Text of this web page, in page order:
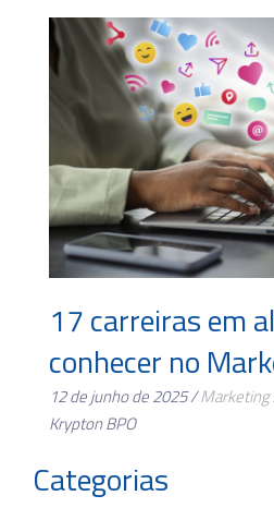
17 carreiras em
conhecer no
12 de junho de 2025 /Marketing
Krypton BPO
Categorias